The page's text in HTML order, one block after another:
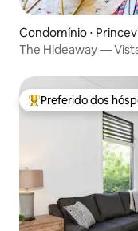
Condomínio ⋅
The Hideaway —
Entre os melhores
Preferido dos